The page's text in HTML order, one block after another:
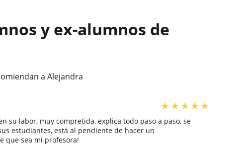
y ex-alumnos de
a Alejandra
★★★★★
su labor, muy compretida, explica todo paso a paso, se
estudiantes, está al pendiente de hacer un
que sea mi profesora!